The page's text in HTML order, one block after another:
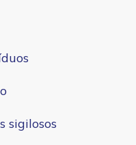
sigilosos